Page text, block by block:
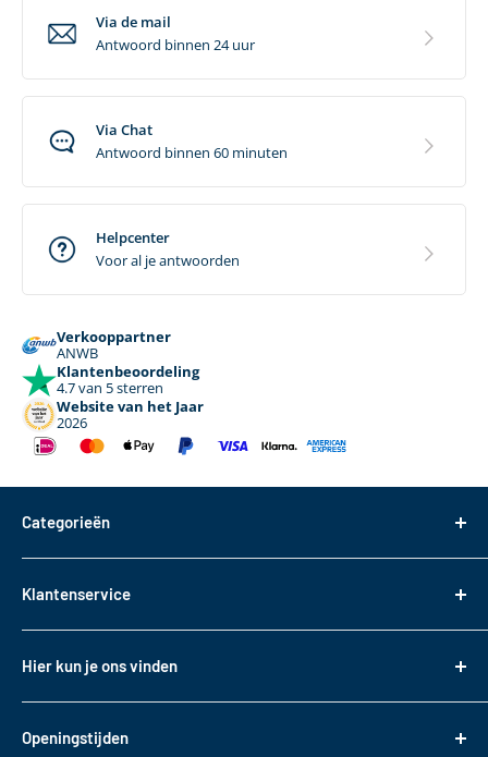
Via de mail
Antwoord binnen 24 uur
Via Chat
Antwoord binnen 60 minuten
Helpcenter
Voor al je antwoorden
Verkooppartner
ANWB
Klantenbeoordeling
4.7 van 5 sterren
Website van het Jaar
2026
Categorieën
Dakdragers
Fietsendragers
Reistassen
Daktransport voor bedrijfswagens
Klantenservice
Over ons
Bezorgen & Afhalen
Hier kun je ons vinden
Tasveld 14
3417XS Montfoort
Openingstijden